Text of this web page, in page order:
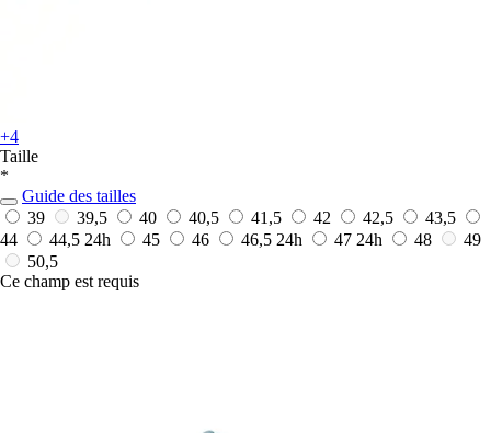
+4
Taille
*
Guide des tailles
39
39,5 40 40,5 41,5 42 42,5
43,5
44
44,5 24h 45 46 46,5 24h 47 24h 48
49
50,5
Ce champ est requis